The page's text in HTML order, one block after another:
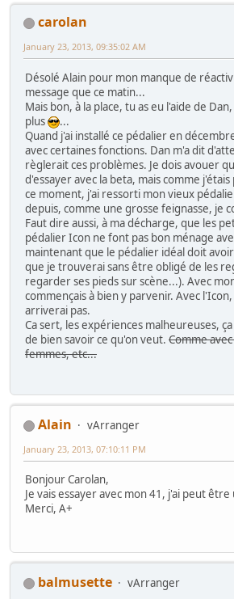
carolan
January 23, 2013, 09:35:02 AM
Désolé Alain pour mon manque de
message que ce matin...
Mais bon, à la place, tu as eu l'aide de
plus
...
Quand j'ai installé ce pédalier en
avec certaines fonctions. Dan m'a dit
règlerait ces problèmes. Je dois avouer
d'essayer avec la beta, mais comme
ce moment, j'ai ressorti mon vieux
depuis, comme une grosse feignasse, je
Faut dire aussi, à ma décharge, que les
pédalier Icon ne font pas bon ménage
maintenant que le pédalier idéal doit
que je trouverai sans être obligé de les
regarder ses pieds sur scène...). Avec
commençais à bien y parvenir. Avec
arriverai pas.
Ca sert, les expériences malheureuses,
de bien savoir ce qu'on veut. Comme
femmes, etc...
Alain
vArranger
January 23, 2013, 07:10:11 PM
Bonjour Carolan,
Je vais essayer avec mon 41, j'ai peut être
Merci, A+
balmusette
vArranger